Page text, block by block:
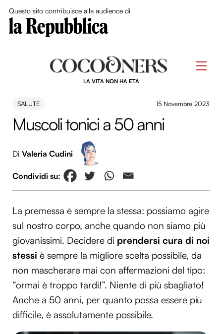
Questo sito contribuisce alla audience di
LA VITA NON HA ETÀ
SALUTE 15 Novembre 2023
Muscoli tonici a 50 anni
Di Valeria Cudini
La premessa è sempre la stessa: possiamo agire
sul nostro corpo, anche quando non siamo più
giovanissimi. Decidere di prendersi cura di noi
stessi è sempre la migliore scelta possibile, da
non mascherare mai con affermazioni del tipo:
“ormai è troppo tardi!”. Niente di più sbagliato!
Anche a 50 anni, per quanto possa essere più
difficile, è assolutamente possibile.